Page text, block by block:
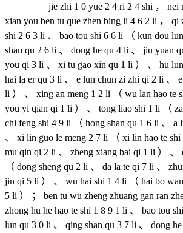
jie zhi 1 0 yue 2 4 ri 2 4 shi ， nei
xian you ben tu que zhen bing li 4 6 2 li ， qi
shi 2 6 3 li 、 bao tou shi 6 6 li （ kun dou
shan qu 2 6 li 、 dong he qu 4 li 、 jiu yuan
you qi 3 li 、 xi tu gao xin qu 1 li ） 、 hu
hai la er qu 3 li 、 e lun chun zi zhi qi 2 li 、
li ） 、 xing an meng 1 2 li （ wu lan hao te
you yi qian qi 1 li ） 、 tong liao shi 1 li （
chi feng shi 4 9 li （ hong shan qu 1 6 li 、 a
、 xi lin guo le meng 2 7 li （ xi lin hao te
mu qin qi 2 li 、 zheng xiang bai qi 1 li ） 、
（ dong sheng qu 2 li 、 da la te qi 7 li 、
jin qi 5 li ） 、 wu hai shi 1 4 li （ hai bo
5 li ） ； ben tu wu zheng zhuang gan ran
zhong hu he hao te shi 1 8 9 1 li 、 bao tou
lun qu 3 0 li 、 qing shan qu 3 7 li 、 dong